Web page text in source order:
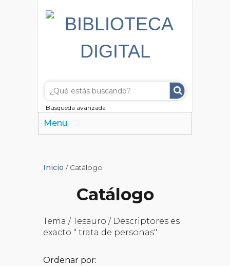
Búsqueda avanzada
Menu
Inicio / Catálogo
Catálogo
Tema / Tesauro / Descriptores es
exacto " trata de personas"
Ordenar por: